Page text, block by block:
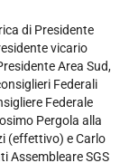
di Presidente
vicario
Area Sud,
Federali
Federale
Pergola alla
(effettivo) e Carlo
Assembleare SGS